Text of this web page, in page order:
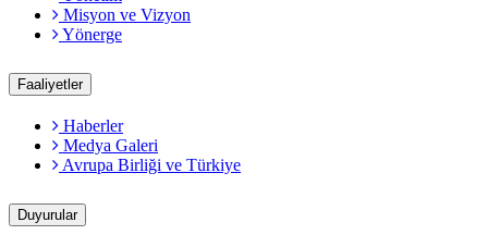
Misyon ve Vizyon
Yönerge
Faaliyetler
Haberler
Medya Galeri
Avrupa Birliği ve Türkiye
Duyurular